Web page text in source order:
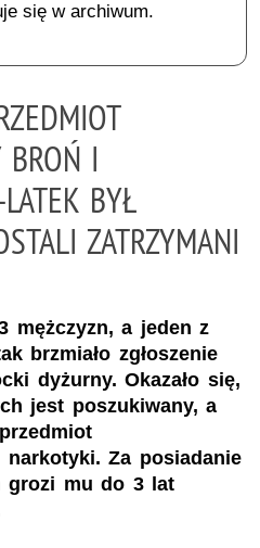
się w archiwum.
BROŃ I
BYŁ
ZATRZYMANI
mężczyzn, a jeden z
brzmiało zgłoszenie
dyżurny. Okazało się,
jest poszukiwany, a
Za posiadanie
grozi mu do 3 lat